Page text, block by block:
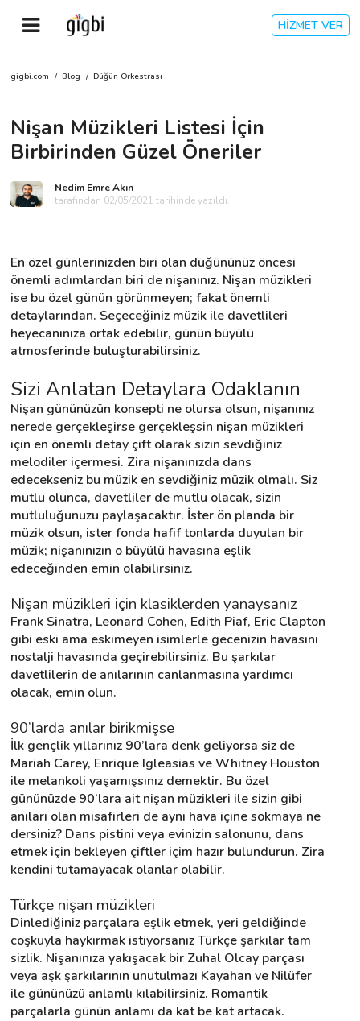
HİZMET VER
Anasayfa
Giriş Yap
Kategoriler
🎈 Biz Kimiz?
🧐 Nasıl Çalışır?
🌟 Müşteri Değerlendirmeleri
Destek
İletişim
Kariyer
Blog
gigbi.com / Blog / Düğün Orkestrası
Nişan Müzikleri Listesi İçin
Birbirinden Güzel Öneriler
Nedim Emre Akın
tarafından 02/05/2021 tarihinde yazıldı.
En özel günlerinizden biri olan düğününüz öncesi
önemli adımlardan biri de nişanınız. Nişan müzikleri
ise bu özel günün görünmeyen; fakat önemli
detaylarından. Seçeceğiniz müzik ile davetlileri
heyecanınıza ortak edebilir, günün büyülü
atmosferinde buluşturabilirsiniz.
Sizi Anlatan Detaylara Odaklanın
Nişan gününüzün konsepti ne olursa olsun, nişanınız
nerede gerçekleşirse gerçekleşsin nişan müzikleri
için en önemli detay çift olarak sizin sevdiğiniz
melodiler içermesi. Zira nişanınızda dans
edecekseniz bu müzik en sevdiğiniz müzik olmalı. Siz
mutlu olunca, davetliler de mutlu olacak, sizin
mutluluğunuzu paylaşacaktır. İster ön planda bir
müzik olsun, ister fonda hafif tonlarda duyulan bir
müzik; nişanınızın o büyülü havasına eşlik
edeceğinden emin olabilirsiniz.
Nişan müzikleri için klasiklerden yanaysanız
Frank Sinatra, Leonard Cohen, Edith Piaf, Eric Clapton
gibi eski ama eskimeyen isimlerle gecenizin havasını
nostalji havasında geçirebilirsiniz. Bu şarkılar
davetlilerin de anılarının canlanmasına yardımcı
olacak, emin olun.
90’larda anılar birikmişse
İlk gençlik yıllarınız 90’lara denk geliyorsa siz de
Mariah Carey, Enrique Igleasias ve Whitney Houston
ile melankoli yaşamışsınız demektir. Bu özel
gününüzde 90’lara ait nişan müzikleri ile sizin gibi
anıları olan misafirleri de aynı hava içine sokmaya ne
dersiniz? Dans pistini veya evinizin salonunu, dans
etmek için bekleyen çiftler içim hazır bulundurun. Zira
kendini tutamayacak olanlar olabilir.
Türkçe nişan müzikleri
Dinlediğiniz parçalara eşlik etmek, yeri geldiğinde
coşkuyla haykırmak istiyorsanız Türkçe şarkılar tam
sizlik. Nişanınıza yakışacak bir Zuhal Olcay parçası
veya aşk şarkılarının unutulmazı Kayahan ve Nilüfer
ile gününüzü anlamlı kılabilirsiniz. Romantik
parçalarla günün anlamı da kat be kat artacak.